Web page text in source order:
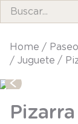
juguete
TÉRMINOS
1.
pijama
3
zapatillas